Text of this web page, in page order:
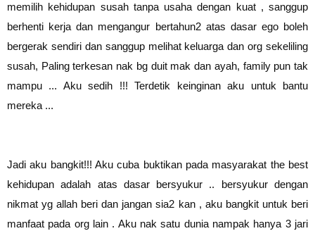
memilih kehidupan susah tanpa usaha dengan kuat , sanggup
berhenti kerja dan mengangur bertahun2 atas dasar ego boleh
bergerak sendiri dan sanggup melihat keluarga dan org sekeliling
susah, Paling terkesan nak bg duit mak dan ayah, family pun tak
mampu ... Aku sedih !!! Terdetik keinginan aku untuk bantu
mereka ...
Jadi aku bangkit!!! Aku cuba buktikan pada masyarakat the best
kehidupan adalah atas dasar bersyukur .. bersyukur dengan
nikmat yg allah beri dan jangan sia2 kan , aku bangkit untuk beri
manfaat pada org lain . Aku nak satu dunia nampak hanya 3 jari